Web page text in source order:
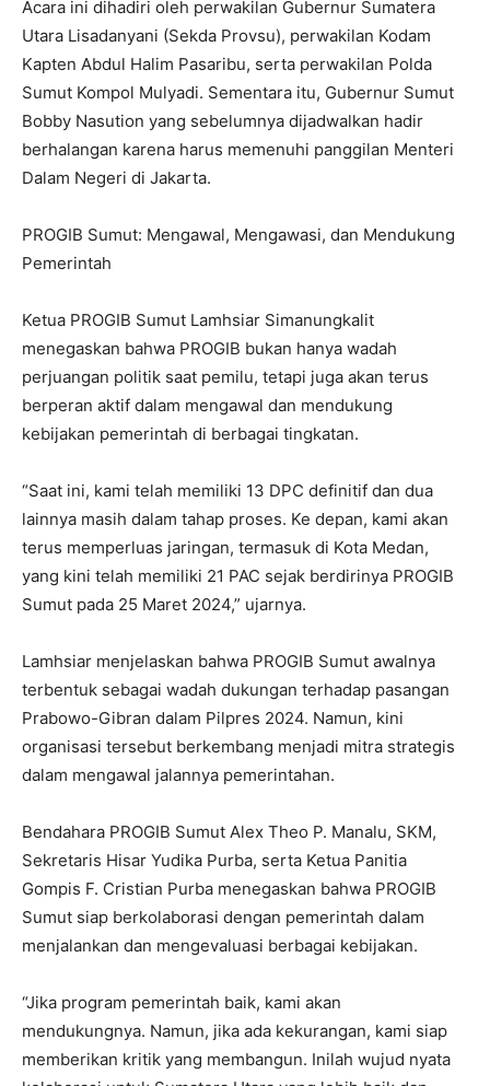
Acara ini dihadiri oleh perwakilan Gubernur Sumatera
Utara Lisadanyani (Sekda Provsu), perwakilan Kodam
Kapten Abdul Halim Pasaribu, serta perwakilan Polda
Sumut Kompol Mulyadi. Sementara itu, Gubernur Sumut
Bobby Nasution yang sebelumnya dijadwalkan hadir
berhalangan karena harus memenuhi panggilan Menteri
Dalam Negeri di Jakarta.
PROGIB Sumut: Mengawal, Mengawasi, dan Mendukung
Pemerintah
Ketua PROGIB Sumut Lamhsiar Simanungkalit
menegaskan bahwa PROGIB bukan hanya wadah
perjuangan politik saat pemilu, tetapi juga akan terus
berperan aktif dalam mengawal dan mendukung
kebijakan pemerintah di berbagai tingkatan.
“Saat ini, kami telah memiliki 13 DPC definitif dan dua
lainnya masih dalam tahap proses. Ke depan, kami akan
terus memperluas jaringan, termasuk di Kota Medan,
yang kini telah memiliki 21 PAC sejak berdirinya PROGIB
Sumut pada 25 Maret 2024,” ujarnya.
Lamhsiar menjelaskan bahwa PROGIB Sumut awalnya
terbentuk sebagai wadah dukungan terhadap pasangan
Prabowo-Gibran dalam Pilpres 2024. Namun, kini
organisasi tersebut berkembang menjadi mitra strategis
dalam mengawal jalannya pemerintahan.
Bendahara PROGIB Sumut Alex Theo P. Manalu, SKM,
Sekretaris Hisar Yudika Purba, serta Ketua Panitia
Gompis F. Cristian Purba menegaskan bahwa PROGIB
Sumut siap berkolaborasi dengan pemerintah dalam
menjalankan dan mengevaluasi berbagai kebijakan.
“Jika program pemerintah baik, kami akan
mendukungnya. Namun, jika ada kekurangan, kami siap
memberikan kritik yang membangun. Inilah wujud nyata